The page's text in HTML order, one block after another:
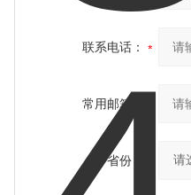
联系电话：
常用邮箱：
省份：